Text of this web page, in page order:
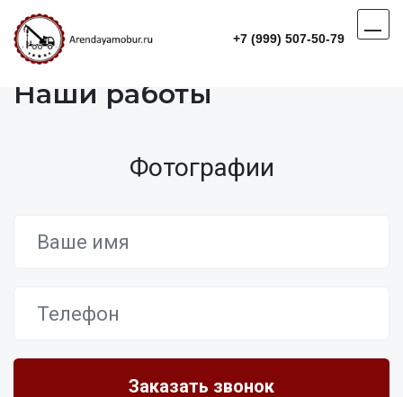
+7 (999) 507-50-79
Наши работы
Фотографии